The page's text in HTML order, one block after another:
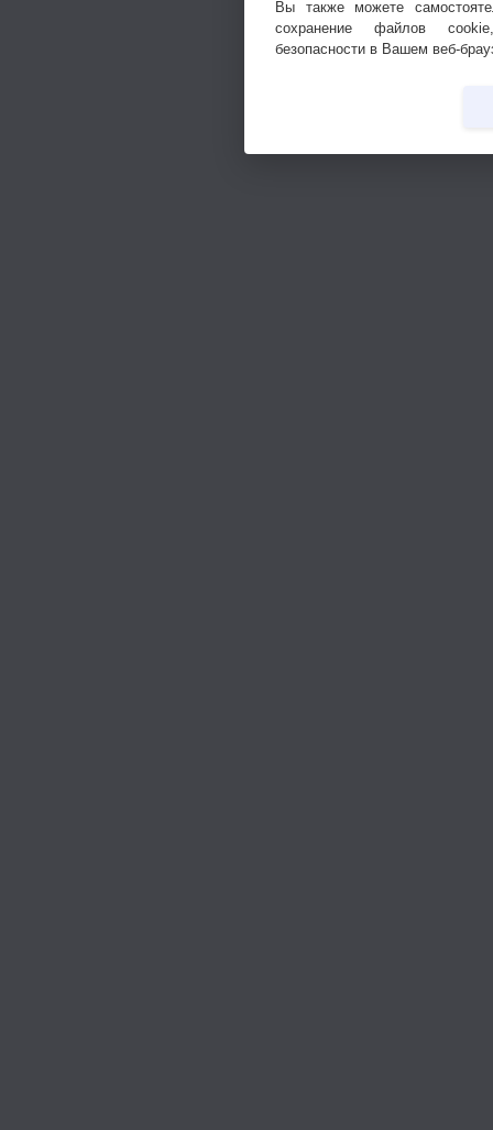
Вы также можете
сохранение файлов
безопасности в Вашем веб-